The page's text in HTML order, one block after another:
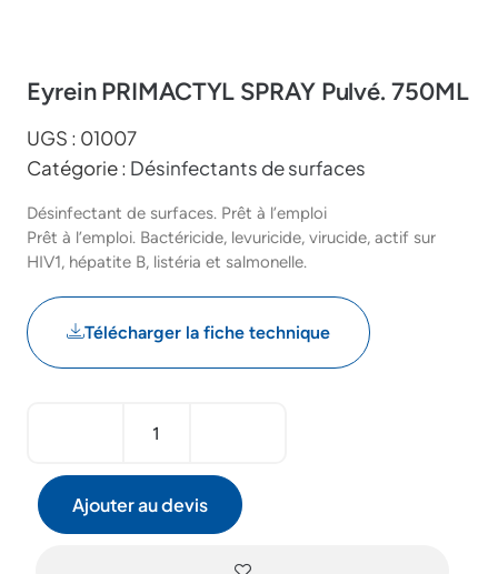
Eyrein PRIMACTYL SPRAY Pulvé. 750ML
UGS : 01007
Catégorie : Désinfectants de surfaces
Désinfectant de surfaces. Prêt à l’emploi
Prêt à l’emploi. Bactéricide, levuricide, virucide, actif sur
HIV1, hépatite B, listéria et salmonelle.
Télécharger la fiche technique
Ajouter au devis